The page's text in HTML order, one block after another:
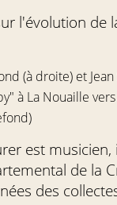
l'évolution de
(à droite) et
à La Nouaille
est musicien,
de la
des